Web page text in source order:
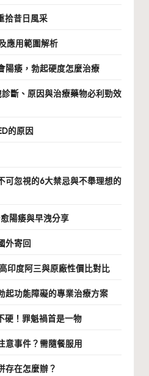
拾昔日風采
應用範圍解析
陽痿，勃起硬度怎麼治療
斷、原因與治療藥物必利勁效
的原因
可忽視的6大禁忌與不舉理想的
陽痿與早洩分享
外寄回
印度阿三與原廠性價比對比
起功能障礙的專業治療方案
硬！罪魁禍首是一物
意事件？需隨餐服用
存在怎麼辦？